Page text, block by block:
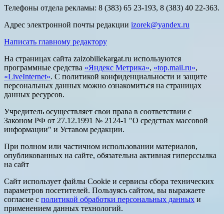
Телефоны отдела рекламы: 8 (383) 65 23-193, 8 (383) 40 22-363.
Адрес электронной почты редакции izorek@yandex.ru
Написать главному редактору
На страницах сайта zaizobiliekargat.ru используются
программные средства «Яндекс Метрика», «top.mail.ru»,
«LiveInternet». С политикой конфиденциальности и защите
персональных данных можно ознакомиться на страницах
данных ресурсов.
Учредитель осуществляет свои права в соответствии с
Законом РФ от 27.12.1991 № 2124-1 "О средствах массовой
информации" и Уставом редакции.
При полном или частичном использовании материалов,
опубликованных на сайте, обязательна активная гиперссылка
на сайт
Сайт использует файлы Cookie и сервисы сбора технических
параметров посетителей. Пользуясь сайтом, вы выражаете
согласие с политикой обработки персональных данных и
применением данных технологий.